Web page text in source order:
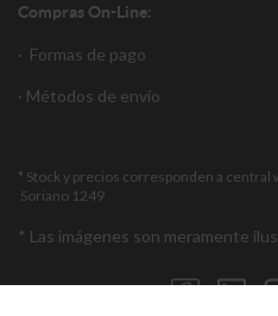
Compras On-Line:
· Formas de pago
· Métodos de envío
* Stock y precios corresponden a central
Soriano 1249
* Las imágenes son meramente
Encuéntranos en: